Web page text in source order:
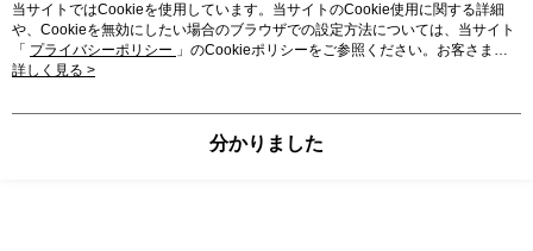
人気タグ
当サイトではCookieを使用しています。当サイトのCookie使用に関する詳細
や、Cookieを無効にしたい場合のブラウザでの設定方法については、当サイト
「 プライバシーポリシー 」のCookieポリシーをご参照ください。お客さま
が、当サイトを引き続き使用される場合、当社がサイト利用規約のCookieポリ
詳しく見る >
分かりました